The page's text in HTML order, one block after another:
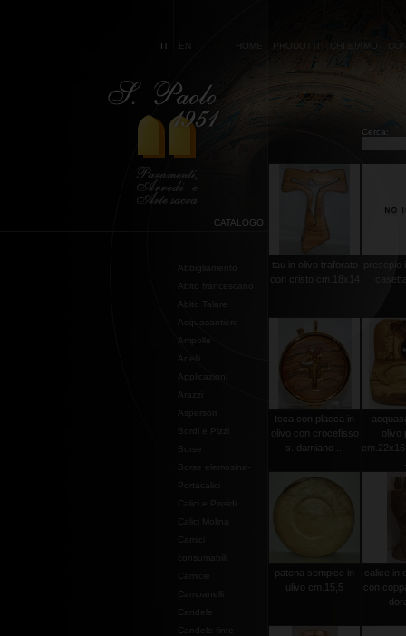
IT EN HOME PRODOTTI CHI SIAMO
Cerca:
CATALOGO
Abbigliamento
Abito francescano
Abito Talare
Acquasantiere
Ampolle
Anelli
Applicazioni
Arazzi
Aspersori
Bordi e Pizzi
Borse
Borse elemosina-
Portacalici
Calici e Pissidi
Calici Molina
Campanelli
Candele
Candele finte
tau in olivo traforato
con cristo cm.18x14
teca con placca in
olivo con crocefisso
s. damiano ...
olivo
patena sempice in
ulivo cm.15,5
calice in
con